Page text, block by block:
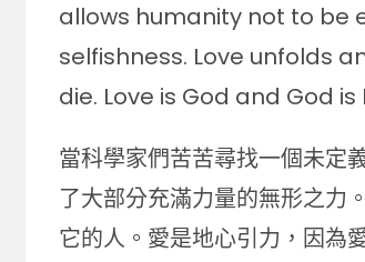
allows humanity not to be
selfishness. Love unfolds
die. Love is God and God is
當科學家們苦苦尋找一個未定
了大部分充滿力量的無形之力
它的人。愛是地心引力，因為